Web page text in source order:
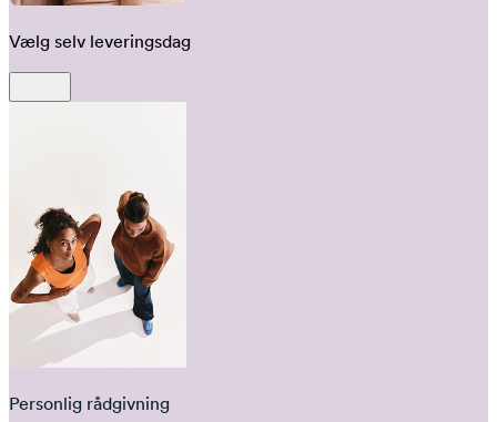
Vælg selv leveringsdag
Personlig rådgivning